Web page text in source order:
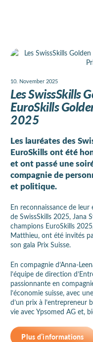
10. November 2025
Les SwissSkills
EuroSkills
2025
Les lauréates des
EuroSkills ont été
et ont passé une
compagnie de
et politique.
En reconnaissance de
de SwissSkills 2025, Jana
champions EuroSkills
Matthieu, ont été invités
son gala Prix Suisse.
En compagnie d’Anna-
l’équipe de direction
passionnante en
l’économie suisse, avec
d’un prix à l’entrepreneur
vie avec Ypsomed AG et,
Plus d’informations